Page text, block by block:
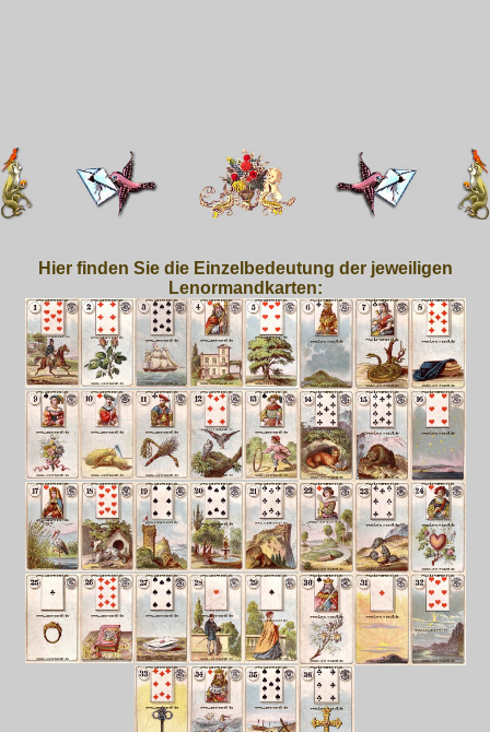
Hier finden Sie die Einzelbedeutung der jeweiligen
Lenormandkarten: